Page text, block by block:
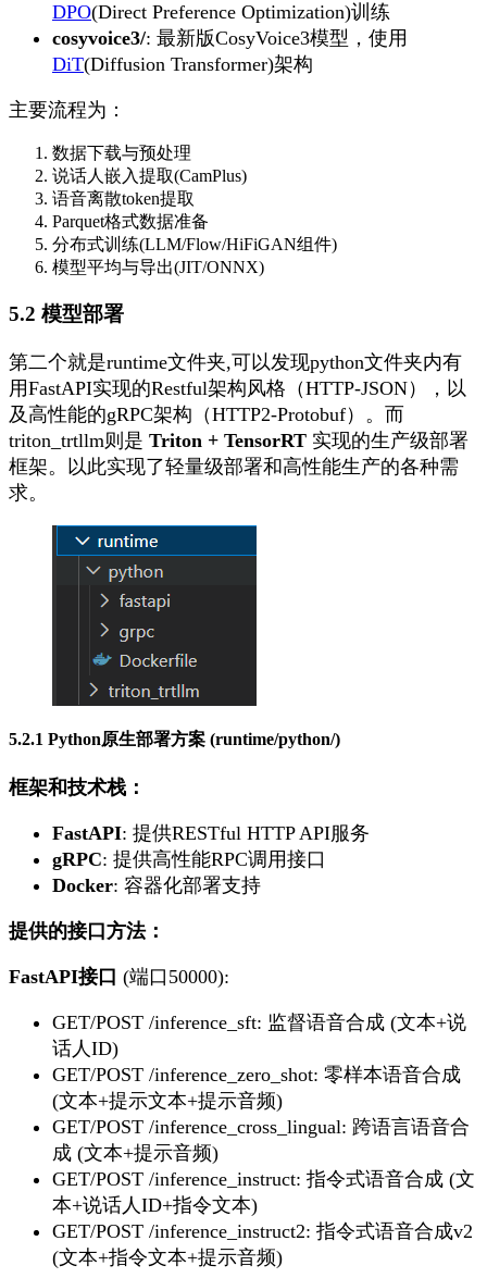
DPO(Direct Preference Optimization)训练
cosyvoice3/: 最新版CosyVoice3模型，使用
DiT(Diffusion Transformer)架构
主要流程为：
数据下载与预处理
说话人嵌入提取(CamPlus)
语音离散token提取
Parquet格式数据准备
分布式训练(LLM/Flow/HiFiGAN组件)
模型平均与导出(JIT/ONNX)
5.2 模型部署
第二个就是runtime文件夹,可以发现python文件夹内有
用FastAPI实现的Restful架构风格（HTTP-JSON），以
及高性能的gRPC架构（HTTP2-Protobuf）。而
triton_trtllm则是 Triton + TensorRT 实现的生产级部署
框架。以此实现了轻量级部署和高性能生产的各种需
求。
5.2.1 Python原生部署方案 (runtime/python/)
框架和技术栈：
FastAPI: 提供RESTful HTTP API服务
gRPC: 提供高性能RPC调用接口
Docker: 容器化部署支持
提供的接口方法：
FastAPI接口 (端口50000):
GET/POST /inference_sft: 监督语音合成 (文本+说
话人ID)
GET/POST /inference_zero_shot: 零样本语音合成
(文本+提示文本+提示音频)
GET/POST /inference_cross_lingual: 跨语言语音合
成 (文本+提示音频)
GET/POST /inference_instruct: 指令式语音合成 (文
本+说话人ID+指令文本)
GET/POST /inference_instruct2: 指令式语音合成v2
(文本+指令文本+提示音频)